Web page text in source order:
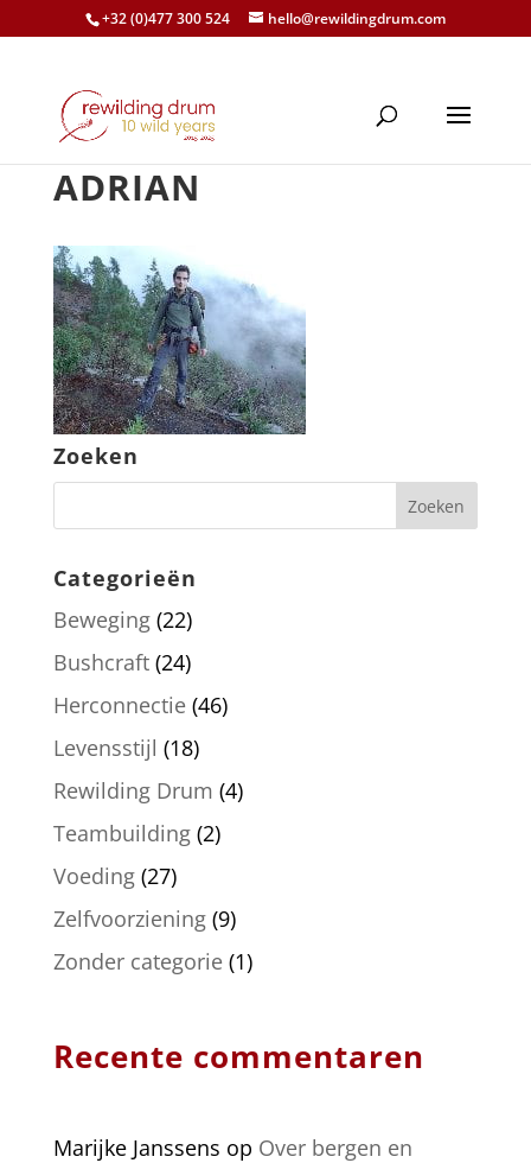
+32 (0)477 300 524 hello@rewildingdrum.com
ADRIAN
Zoeken
Categorieën
Beweging(22)
Bushcraft(24)
Herconnectie(46)
Levensstijl (18)
Rewilding Drum (4)
Teambuilding(2)
Voeding(27)
Zelfvoorziening(9)
Zonder categorie(1)
Recente commentaren
Marijke Janssens op Over bergen en